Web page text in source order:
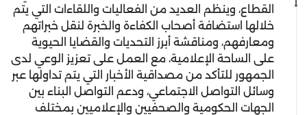
القطاع، وينظم العديد من الفعاليات واللقاءات التي يتم
خلالها استضافة أصحاب الكفاءة والخبرة لنقل خبراتهم
ومعارفهم، ومناقشة أبرز التحديات والقضايا الحيوية
على الساحة الإعلامية، مع العمل على تعزيز الوعي لدى
الجمهور للتأكد من مصداقية الأخبار التي يتم تداولها عبر
وسائل التواصل الاجتماعي، ودعم التواصل البناء بين
الجهات الحكومية والصحفيين والإعلاميين بمختلف